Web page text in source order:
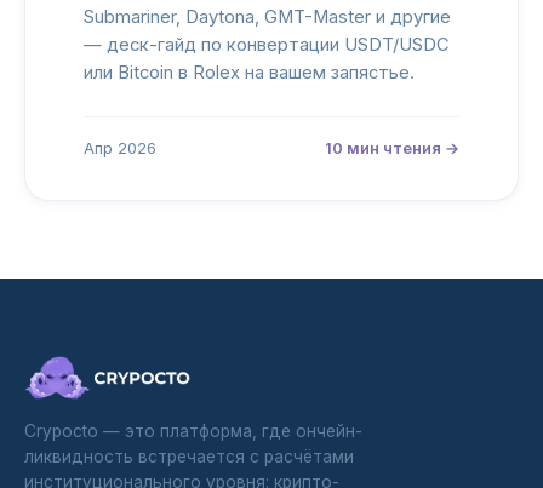
Submariner, Daytona, GMT-Master и другие
— деск-гайд по конвертации USDT/USDC
или Bitcoin в Rolex на вашем запястье.
Апр 2026 10 мин чтения →
Crypocto — это платформа, где ончейн-
ликвидность встречается с расчётами
институционального уровня: крипто-